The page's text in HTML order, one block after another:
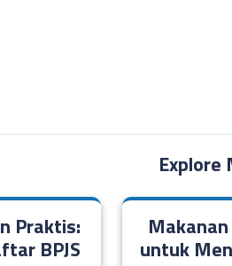
Explore
Praktis:
BPJS untuk